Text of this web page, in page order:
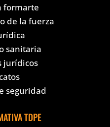
formarte
de la fuerza
sanitaria
jurídicos
seguridad
TDPE